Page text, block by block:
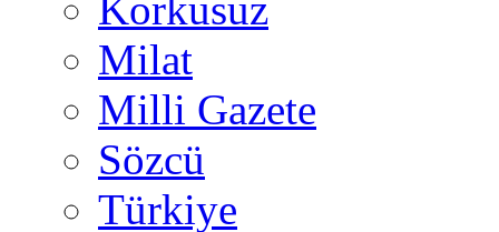
Korkusuz
Milat
Milli Gazete
Sözcü
Türkiye